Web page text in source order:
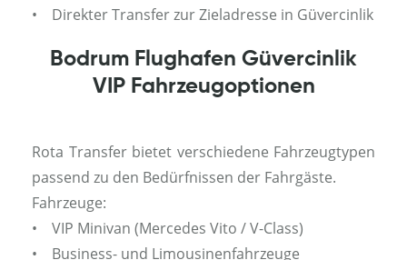
• Direkter Transfer zur Zieladresse in Güvercinlik
Bodrum Flughafen Güvercinlik
VIP Fahrzeugoptionen
Rota Transfer bietet verschiedene Fahrzeugtypen
passend zu den Bedürfnissen der Fahrgäste.
Fahrzeuge:
• VIP Minivan (Mercedes Vito / V-Class)
• Business- und Limousinenfahrzeuge